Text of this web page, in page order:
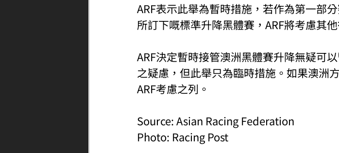
ARF表示此舉為暫時措施，若作為第一部
所訂下嘅標準升降黑體賽，ARF將考慮其他
ARF決定暫時接管澳洲黑體賽升降無疑可
之疑慮，但此舉只為臨時措施。如果澳洲
ARF考慮之列。
Source: Asian Racing Federation
Photo: Racing Post